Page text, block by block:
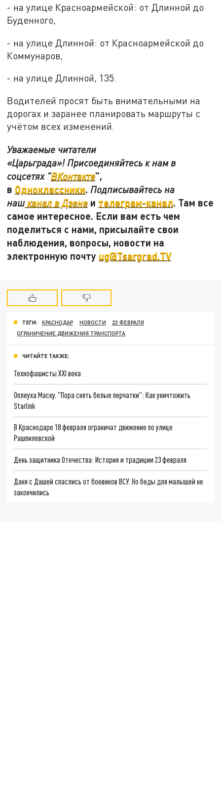
- на улице Красноармейской: от Длинной до
Буденного,
- на улице Длинной: от Красноармейской до
Коммунаров,
- на улице Длинной, 135.
Водителей просят быть внимательными на
дорогах и заранее планировать маршруты с
учётом всех изменений.
Уважаемые читатели
«Царьграда»! Присоединяйтесь к нам в
соцсетях "ВКонтакте",
в Одноклассники. Подписывайтесь на
наш канал в Дзене и телеграм-канал. Там все
самое интересное. Если вам есть чем
поделиться с нами, присылайте свои
наблюдения, вопросы, новости на
электронную почту ug@Tsargrad.TV
ТЕГИ: КРАСНОДАР НОВОСТИ
23 ФЕВРАЛЯ
ОГРАНИЧЕНИЕ ДВИЖЕНИЯ ТРАНСПОРТА
ЧИТАЙТЕ ТАКЖЕ:
Технофашисты XXI века
Оплеуха Маску. "Пора снять белые перчатки": Как уничтожить
Starlink
В Краснодаре 18 февраля ограничат движение по улице
Рашпилевской
День защитника Отечества: История и традиции 23 февраля
Даня с Дашей спаслись от боевиков ВСУ. Но беды для малышей не
закончились